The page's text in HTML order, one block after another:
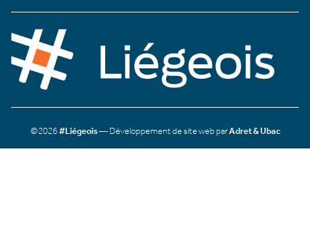
©2026#Liégeois— Développement de site web parAdret & Ubac